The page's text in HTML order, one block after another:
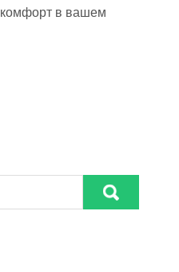
комфорт в вашем